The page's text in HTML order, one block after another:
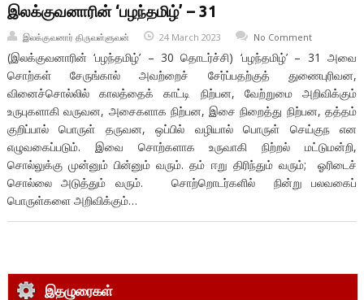
இலக்குவனாரின் ‘பழந்தமிழ்’ – 31
இலக்குவனார் திருவள்ளுவன் 24 March 2023 No Comment
(இலக்குவனாரின் ‘பழந்தமிழ்’ – 30 தொடர்ச்சி) ‘பழந்தமிழ்’ – 31 அவை
சொற்கள் சேருங்கால் அவற்றைச் சேர்ப்பதற்குத் துணைபுரிவன,
வினைச்சொல்லில் காலத்தைக் காட்டி நிற்பன, வேற்றுமை அறிவிக்கும்
உருபுகளாகி வருவன, அசைகளாக நிற்பன, இசை நிறைத்து நிற்பன, தத்தம்
குறிப்பால் பொருள் தருவன, ஒப்பில் வழியால் பொருள் செய்குந என
எழுவகைப்படும். இவை சொற்களாக உருவாகி நிற்றல் மட்டுமன்றி,
சொல்லுக்கு முன்னும் பின்னும் வரும். தம் ஈறு திரிந்தும் வரும்; ஓரிடைச்
சொல்லை அடுத்தும் வரும். சொற்றொடர்களில் நின்று பலவகைப்
பொருள்களை அறிவிக்கும்…
இதழுரைகள்